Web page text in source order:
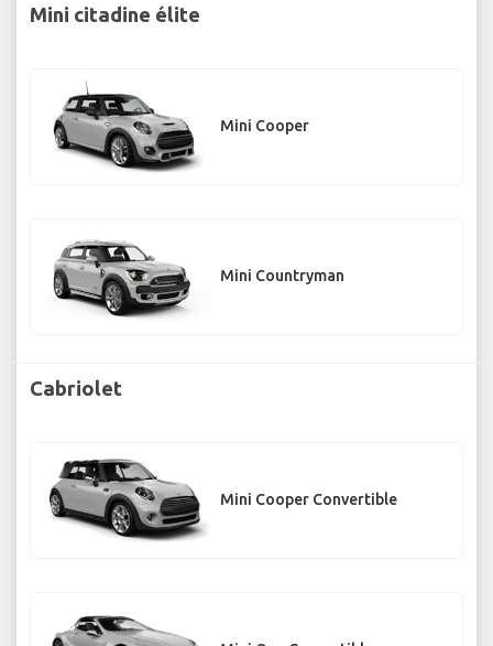
Mini citadine élite
Mini Cooper
Mini Countryman
Cabriolet
Mini Cooper Convertible